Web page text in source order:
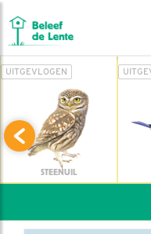
UITGEVLOGEN
STEENUIL